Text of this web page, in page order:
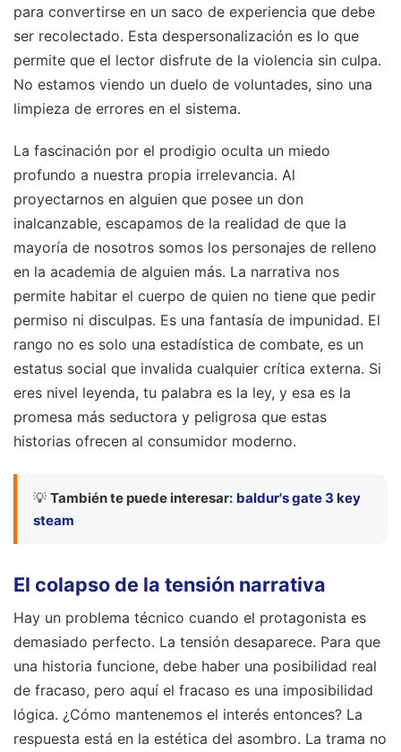
para convertirse en un saco de experiencia que debe
ser recolectado. Esta despersonalización es lo que
permite que el lector disfrute de la violencia sin culpa.
No estamos viendo un duelo de voluntades, sino una
limpieza de errores en el sistema.
La fascinación por el prodigio oculta un miedo
profundo a nuestra propia irrelevancia. Al
proyectarnos en alguien que posee un don
inalcanzable, escapamos de la realidad de que la
mayoría de nosotros somos los personajes de relleno
en la academia de alguien más. La narrativa nos
permite habitar el cuerpo de quien no tiene que pedir
permiso ni disculpas. Es una fantasía de impunidad. El
rango no es solo una estadística de combate, es un
estatus social que invalida cualquier crítica externa. Si
eres nivel leyenda, tu palabra es la ley, y esa es la
promesa más seductora y peligrosa que estas
historias ofrecen al consumidor moderno.
💡 También te puede interesar: baldur's gate 3 key
steam
El colapso de la tensión narrativa
Hay un problema técnico cuando el protagonista es
demasiado perfecto. La tensión desaparece. Para que
una historia funcione, debe haber una posibilidad real
de fracaso, pero aquí el fracaso es una imposibilidad
lógica. ¿Cómo mantenemos el interés entonces? La
respuesta está en la estética del asombro. La trama no